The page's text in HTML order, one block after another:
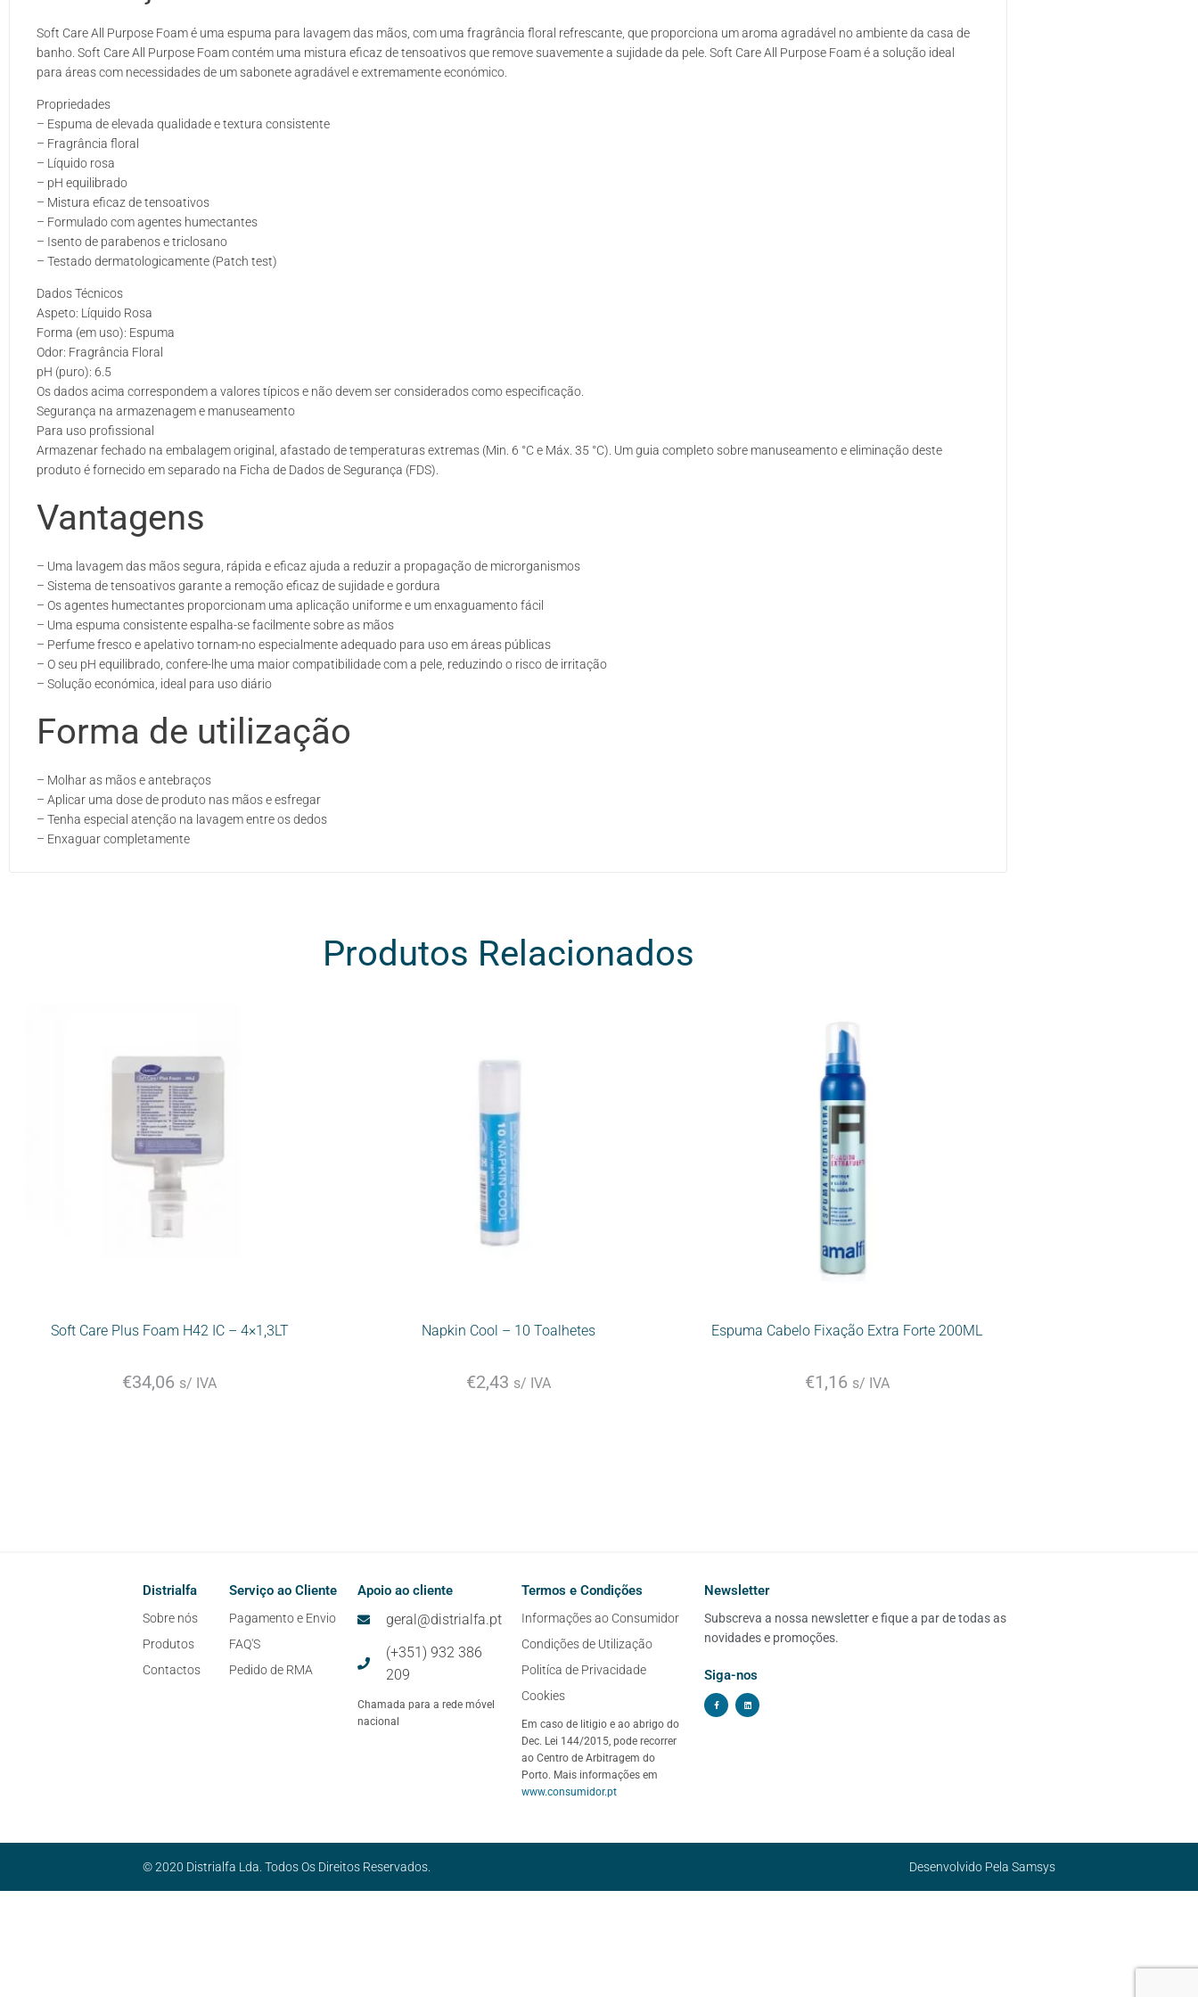
Soft Care All Purpose Foam é uma espuma para lavagem das mãos, com uma fragrância floral refrescante, que proporciona um aroma agradável no ambiente da casa de
banho. Soft Care All Purpose Foam contém uma mistura eficaz de tensoativos que remove suavemente a sujidade da pele. Soft Care All Purpose Foam é a solução ideal
para áreas com necessidades de um sabonete agradável e extremamente económico.
Propriedades
– Espuma de elevada qualidade e textura consistente
– Fragrância floral
– Líquido rosa
– pH equilibrado
– Mistura eficaz de tensoativos
– Formulado com agentes humectantes
– Isento de parabenos e triclosano
– Testado dermatologicamente (Patch test)
Dados Técnicos
Aspeto: Líquido Rosa
Forma (em uso): Espuma
Odor: Fragrância Floral
pH (puro): 6.5
Os dados acima correspondem a valores típicos e não devem ser considerados como especificação.
Segurança na armazenagem e manuseamento
Para uso profissional
Armazenar fechado na embalagem original, afastado de temperaturas extremas (Min. 6 °C e Máx. 35 °C). Um guia completo sobre manuseamento e eliminação deste
produto é fornecido em separado na Ficha de Dados de Segurança (FDS).
Vantagens
– Uma lavagem das mãos segura, rápida e eficaz ajuda a reduzir a propagação de microrganismos
– Sistema de tensoativos garante a remoção eficaz de sujidade e gordura
– Os agentes humectantes proporcionam uma aplicação uniforme e um enxaguamento fácil
– Uma espuma consistente espalha-se facilmente sobre as mãos
– Perfume fresco e apelativo tornam-no especialmente adequado para uso em áreas públicas
– O seu pH equilibrado, confere-lhe uma maior compatibilidade com a pele, reduzindo o risco de irritação
– Solução económica, ideal para uso diário
Forma de utilização
– Molhar as mãos e antebraços
– Aplicar uma dose de produto nas mãos e esfregar
– Tenha especial atenção na lavagem entre os dedos
– Enxaguar completamente
Produtos Relacionados
Soft Care Plus Foam H42 IC – 4×1,3LT
€34,06 s/ IVA
Napkin Cool – 10 Toalhetes
€2,43 s/ IVA
Espuma Cabelo Fixação Extra Forte 200ML
€1,16 s/ IVA
Distrialfa
Sobre nós
Produtos
Contactos
Serviço ao Cliente
Pagamento e Envio
FAQ'S
Pedido de RMA
Apoio ao cliente
geral@distrialfa.pt
(+351) 932 386
209
Chamada para a rede móvel
nacional
Termos e Condições
Informações ao Consumidor
Condições de Utilização
Politíca de Privacidade
Cookies
Em caso de litigio e ao abrigo do
Dec. Lei 144/2015, pode recorrer
ao Centro de Arbitragem do
Porto. Mais informações em
www.consumidor.pt
Newsletter
Subscreva a nossa newsletter e fique a par de todas as
novidades e promoções.
Siga-nos
© 2020 Distrialfa Lda. Todos Os Direitos Reservados. Desenvolvido Pela Samsys